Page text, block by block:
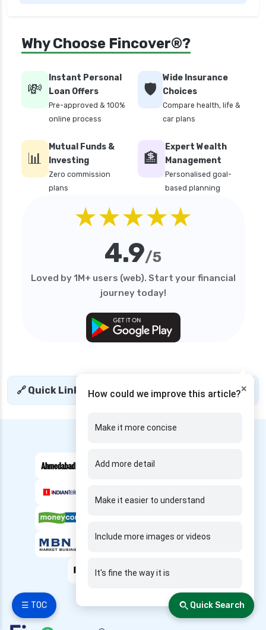
☰ TOC
how to apply health insurance in india
how to cancel health insurance policy
how to check star health insurance policy
status
iifl health insurance
individual health insurance policy
irdai health insurance guidelines
is dental treatment covered in health
life insurance vs health insurance
maternity health insurance
mediclaim health insurance
mediclaim vs health insurance
need of health insurance
personal accident health insurance
senior citizen health insurance
tax benefit of health insurance
top 5 health insurance companies in india
types of health insurance in india
waiting period in health insurance
which diseases are covered after 2 years in
health insurance
Popular Searches
Health Insurance for Handicapped
Health Insurance for Pcos
×
How could we improve this article?
Make it more concise
Add more detail
Make it easier to understand
Include more images or videos
It's fine the way it is
Quick Search
Why Choose Fincover®?
💸
Instant Personal
Loan Offers
Pre-approved & 100%
online process
🛡️
Wide Insurance
Choices
Compare health, life &
car plans
📊
Mutual Funds &
Investing
Zero commission
plans
🏦
Expert Wealth
Management
Personalised goal-
based planning
★★★★★
4.9/5
Loved by 1M+ users (web). Start your financial
journey today!
🔗 Quick Links +